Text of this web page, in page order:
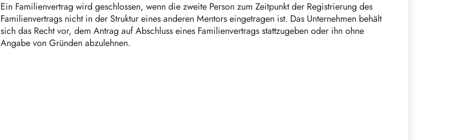
Ein Familienvertrag wird geschlossen, wenn die zweite Person zum Zeitpunkt der Registrierung des
Familienvertrags nicht in der Struktur eines anderen Mentors eingetragen ist. Das Unternehmen behält
sich das Recht vor, dem Antrag auf Abschluss eines Familienvertrags stattzugeben oder ihn ohne
Angabe von Gründen abzulehnen.